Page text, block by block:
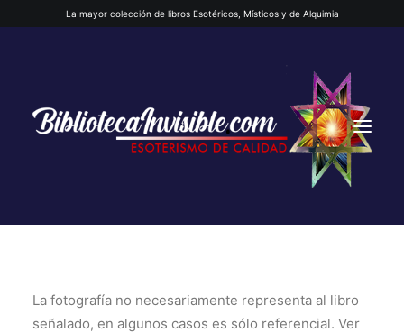
La mayor colección de libros Esotéricos, Místicos y de Alquimia
INICIO
La fotografía no necesariamente representa al libro
señalado, en algunos casos es sólo referencial. Ver